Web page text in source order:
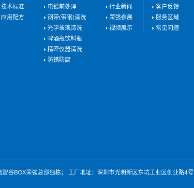
技术标准
应用配方
电镀前处理
钢带(带钢)清洗
光学玻璃清洗
啤酒瓶饮料瓶
精密仪器清洗
防锈防腐
行业新闻
荣强参展
视频展示
客户反馈
服务区域
常见问题
谷BOX荣强总部独栋； 工厂地址：深圳市光明新区东坑工业区创业路4号